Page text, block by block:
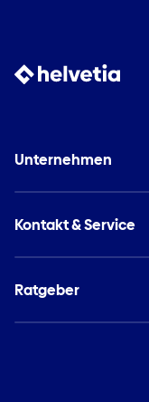
Unternehmen
Kontakt & Service
Ratgeber